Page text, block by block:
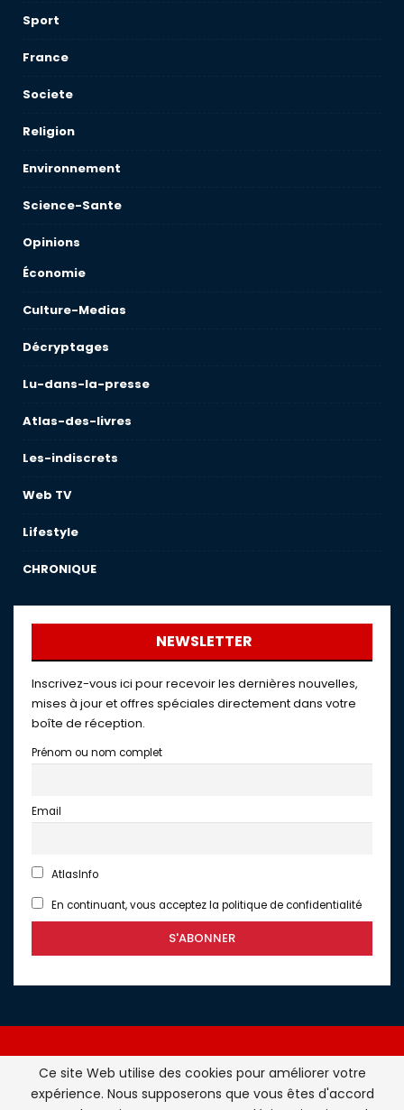
Sport
France
Societe
Religion
Environnement
Science-Sante
Opinions
Économie
Culture-Medias
Décryptages
Lu-dans-la-presse
Atlas-des-livres
Les-indiscrets
Web TV
Lifestyle
CHRONIQUE
NEWSLETTER
Inscrivez-vous ici pour recevoir les dernières nouvelles,
mises à jour et offres spéciales directement dans votre
boîte de réception.
Prénom ou nom complet
Email
AtlasInfo
En continuant, vous acceptez la politique de confidentialité
Atlasinfo.fr : l'essentiel de l'actualité de la France et du
Ce site Web utilise des cookies pour améliorer votre
expérience. Nous supposerons que vous êtes d'accord